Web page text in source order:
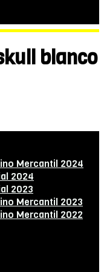
blanco
Mercantil 2024
2024
2023
Mercantil 2023
Mercantil 2022